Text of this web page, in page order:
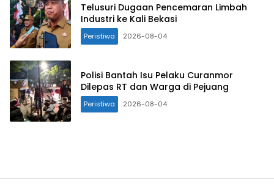
Telusuri Dugaan Pencemaran Limbah
Industri ke Kali Bekasi
Peristiwa 2026-08-04
Polisi Bantah Isu Pelaku Curanmor
Dilepas RT dan Warga di Pejuang
Peristiwa 2026-08-04